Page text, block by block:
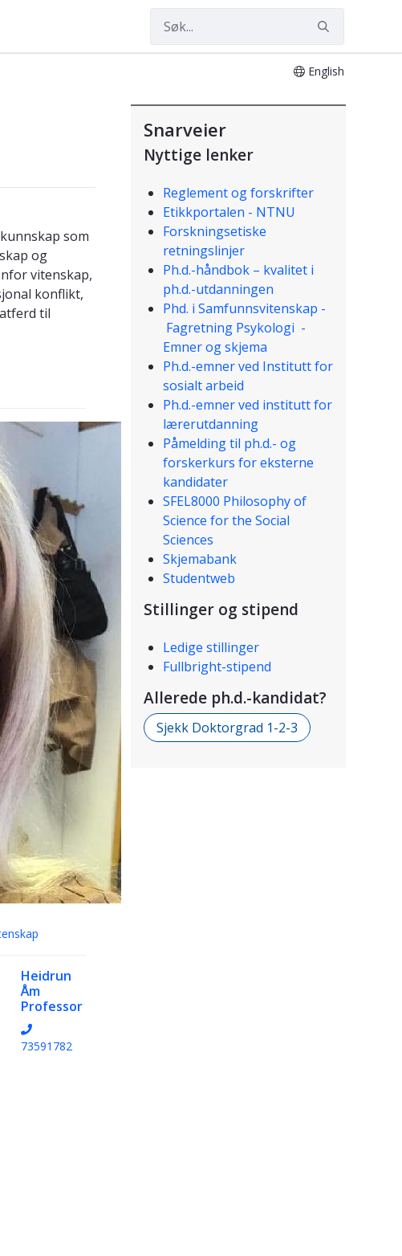
English
som
og
vitenskap,
konflikt,
til
Heidrun
Åm
Professor
73591782
Snarveier
Nyttige lenker
Reglement og forskrifter
Etikkportalen - NTNU
Forskningsetiske
retningslinjer
Ph.d.-håndbok – kvalitet i
ph.d.-utdanningen
Phd. i Samfunnsvitenskap -
Fagretning Psykologi -
Emner og skjema
Ph.d.-emner ved Institutt for
sosialt arbeid
Ph.d.-emner ved institutt for
lærerutdanning
Påmelding til ph.d.- og
forskerkurs for eksterne
kandidater
SFEL8000 Philosophy of
Science for the Social
Sciences
Skjemabank
Studentweb
Stillinger og stipend
Ledige stillinger
Fullbright-stipend
Allerede ph.d.-kandidat?
Sjekk Doktorgrad 1-2-3